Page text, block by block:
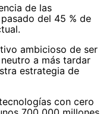
de las
del 45 % de
ambicioso de ser
a más tardar
estrategia de
con cero